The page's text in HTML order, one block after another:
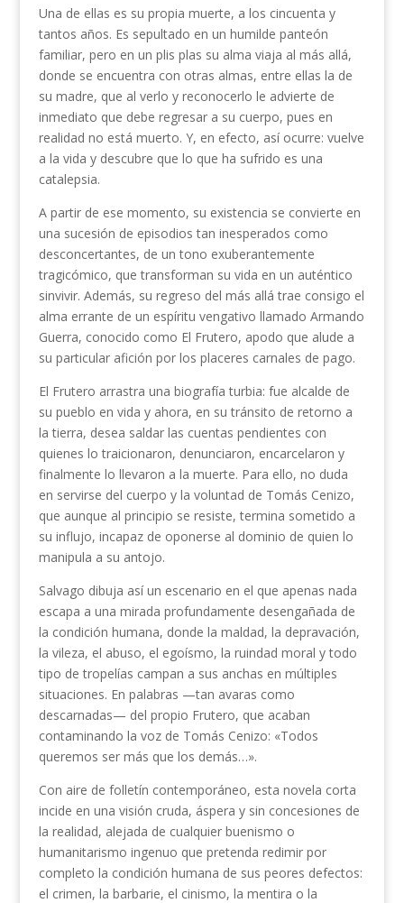
Una de ellas es su propia muerte, a los cincuenta y
tantos años. Es sepultado en un humilde panteón
familiar, pero en un plis plas su alma viaja al más allá,
donde se encuentra con otras almas, entre ellas la de
su madre, que al verlo y reconocerlo le advierte de
inmediato que debe regresar a su cuerpo, pues en
realidad no está muerto. Y, en efecto, así ocurre: vuelve
a la vida y descubre que lo que ha sufrido es una
catalepsia.
A partir de ese momento, su existencia se convierte en
una sucesión de episodios tan inesperados como
desconcertantes, de un tono exuberantemente
tragicómico, que transforman su vida en un auténtico
sinvivir. Además, su regreso del más allá trae consigo el
alma errante de un espíritu vengativo llamado Armando
Guerra, conocido como El Frutero, apodo que alude a
su particular afición por los placeres carnales de pago.
El Frutero arrastra una biografía turbia: fue alcalde de
su pueblo en vida y ahora, en su tránsito de retorno a
la tierra, desea saldar las cuentas pendientes con
quienes lo traicionaron, denunciaron, encarcelaron y
finalmente lo llevaron a la muerte. Para ello, no duda
en servirse del cuerpo y la voluntad de Tomás Cenizo,
que aunque al principio se resiste, termina sometido a
su influjo, incapaz de oponerse al dominio de quien lo
manipula a su antojo.
Salvago dibuja así un escenario en el que apenas nada
escapa a una mirada profundamente desengañada de
la condición humana, donde la maldad, la depravación,
la vileza, el abuso, el egoísmo, la ruindad moral y todo
tipo de tropelías campan a sus anchas en múltiples
situaciones. En palabras —tan avaras como
descarnadas— del propio Frutero, que acaban
contaminando la voz de Tomás Cenizo: «Todos
queremos ser más que los demás…».
Con aire de folletín contemporáneo, esta novela corta
incide en una visión cruda, áspera y sin concesiones de
la realidad, alejada de cualquier buenismo o
humanitarismo ingenuo que pretenda redimir por
completo la condición humana de sus peores defectos:
el crimen, la barbarie, el cinismo, la mentira o la